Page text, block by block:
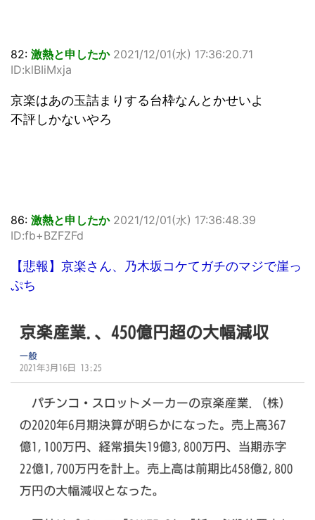
82: 激熱と申したか 2021/12/01(水) 17:36:20.71
ID:klBIiMxja
京楽はあの玉詰まりする台枠なんとかせいよ
不評しかないやろ
86: 激熱と申したか 2021/12/01(水) 17:36:48.39
ID:fb+BZFZFd
【悲報】京楽さん、乃木坂コケてガチのマジで崖っ
ぷち